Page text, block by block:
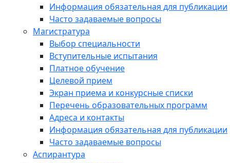
Информация обязательная для публикации
Часто задаваемые вопросы
Магистратура
Выбор специальности
Вступительные испытания
Платное обучение
Целевой прием
Экран приема и конкурсные списки
Перечень образовательных программ
Адреса и контакты
Информация обязательная для публикации
Часто задаваемые вопросы
Аспирантура